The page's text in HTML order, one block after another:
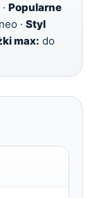
Popularne
· Styl
max: do